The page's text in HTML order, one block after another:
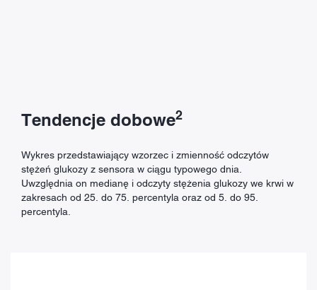
Tendencje dobowe2
Wykres przedstawiający wzorzec i zmienność odczytów
stężeń glukozy z sensora w ciągu typowego dnia.
Uwzględnia on medianę i odczyty stężenia glukozy we krwi w
zakresach od 25. do 75. percentyla oraz od 5. do 95.
percentyla.